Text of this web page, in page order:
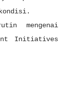
mengenai
Initiatives